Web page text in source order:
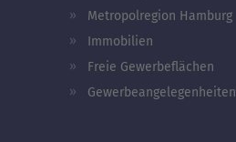
Metropolregion Hamburg
Immobilien
Freie Gewerbeflächen
Gewerbeangelegenheiten